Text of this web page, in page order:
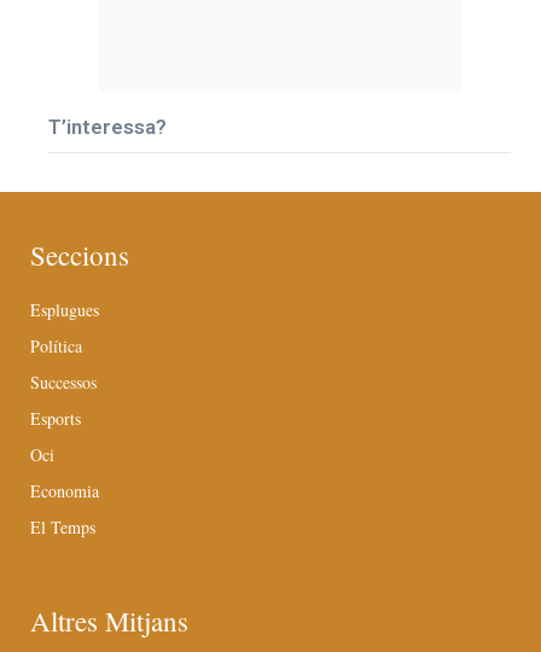
T’interessa?
Seccions
Esplugues
Política
Successos
Esports
Oci
Economia
El Temps
Altres Mitjans